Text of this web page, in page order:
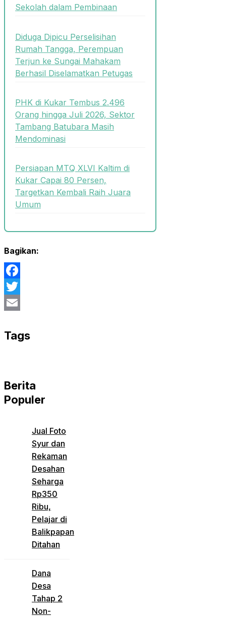
Sekolah dalam Pembinaan
Diduga Dipicu Perselisihan
Rumah Tangga, Perempuan
Terjun ke Sungai Mahakam
Berhasil Diselamatkan Petugas
PHK di Kukar Tembus 2.496
Orang hingga Juli 2026, Sektor
Tambang Batubara Masih
Mendominasi
Persiapan MTQ XLVI Kaltim di
Kukar Capai 80 Persen,
Targetkan Kembali Raih Juara
Umum
Bagikan:
Facebook
Twitter
Tags
Berita
Populer
Jual Foto
Syur dan
Rekaman
Desahan
Seharga
Rp350
Ribu,
Pelajar di
Balikpapan
Ditahan
Dana
Desa
Tahap 2
Non-